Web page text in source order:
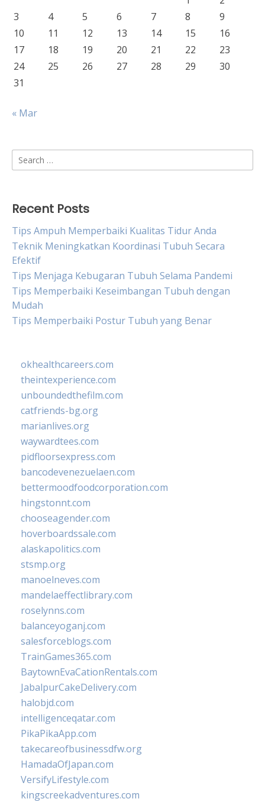
3
4 5 6 7 8
9
10
11 12 13 14 15
16
17
18 19 20 21 22
23
24
25 26 27 28 29
30
31
« Mar
Search
for:
Recent Posts
Tips Ampuh Memperbaiki Kualitas Tidur Anda
Teknik Meningkatkan Koordinasi Tubuh Secara
Efektif
Tips Menjaga Kebugaran Tubuh Selama Pandemi
Tips Memperbaiki Keseimbangan Tubuh dengan
Mudah
Tips Memperbaiki Postur Tubuh yang Benar
okhealthcareers.com
theintexperience.com
unboundedthefilm.com
catfriends-bg.org
marianlives.org
waywardtees.com
pidfloorsexpress.com
bancodevenezuelaen.com
bettermoodfoodcorporation.com
hingstonnt.com
chooseagender.com
hoverboardssale.com
alaskapolitics.com
stsmp.org
manoelneves.com
mandelaeffectlibrary.com
roselynns.com
balanceyoganj.com
salesforceblogs.com
TrainGames365.com
BaytownEvaCationRentals.com
JabalpurCakeDelivery.com
halobjd.com
intelligenceqatar.com
PikaPikaApp.com
takecareofbusinessdfw.org
HamadaOfJapan.com
VersifyLifestyle.com
kingscreekadventures.com